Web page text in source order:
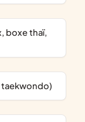
taekwondo)